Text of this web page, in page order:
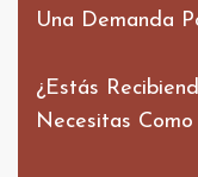
Una Demanda
¿Estás
Necesitas